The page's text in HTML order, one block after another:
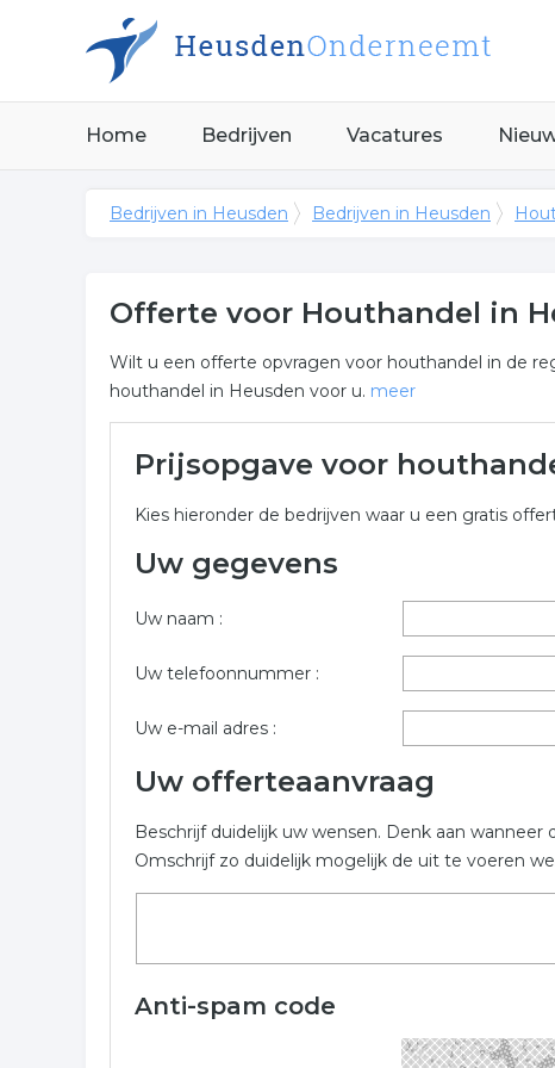
Home Bedrijven Vacatures
Bedrijven in Heusden Bedrijven in Heusden
Offerte voor Houthandel in
Wilt u een offerte opvragen voor houthandel in de
houthandel in Heusden voor u. meer
voor een vrijblijvende aanvraag.
Meer informatie over houthandel uit Heusden?
tuinhout hardhout
Prijsopgave voor
Kies hieronder de bedrijven waar u een gratis
Uw gegevens
Uw naam :
Uw telefoonnummer :
Uw e-mail adres :
Uw offerteaanvraag
Beschrijf duidelijk uw wensen. Denk aan
Omschrijf zo duidelijk mogelijk de uit te voeren
Anti-spam code